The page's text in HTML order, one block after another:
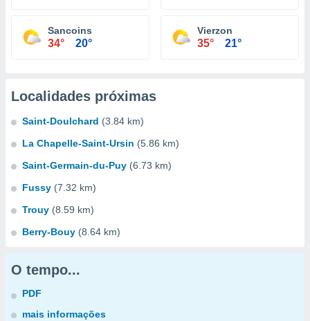
Sancoins
34° 20°
Vierzon
35° 21°
Localidades próximas
Saint-Doulchard (3.84 km)
La Chapelle-Saint-Ursin (5.86 km)
Saint-Germain-du-Puy (6.73 km)
Fussy (7.32 km)
Trouy (8.59 km)
Berry-Bouy (8.64 km)
O tempo...
PDF
mais informações